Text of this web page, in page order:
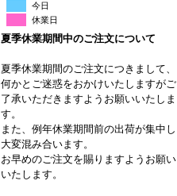
今日
休業日
夏季休業期間中のご注文について
夏季休業期間のご注文につきまして、
何かとご迷惑をおかけいたしますがご
了承いただきますようお願いいたしま
す。
また、例年休業期間前の出荷が集中し
大変混み合います。
お早めのご注文を賜りますようお願い
いたします。